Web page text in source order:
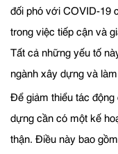
đối phó với COVID-19
trong việc tiếp cận và
Tất cả những yếu tố
ngành xây dựng và
Để giảm thiểu tác
dựng cần có một kế
thận. Điều này bao